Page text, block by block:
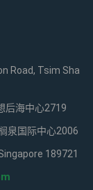
Road, Tsim Sha
后海中心2719
泉国际中心2006
189721